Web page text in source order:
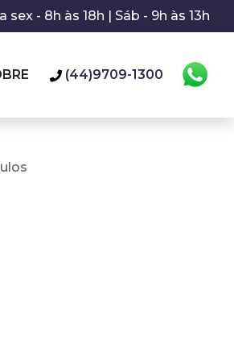
sex - 8h às 18h | Sáb - 9h às 13h
(44)9709-1300